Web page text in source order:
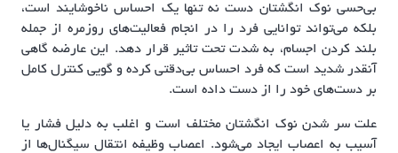
بی‌حسی نوک انگشتان دست نه تنها یک احساس ناخوشایند است،
بلکه می‌تواند توانایی فرد را در انجام فعالیت‌های روزمره از جمله
بلند کردن اجسام، به شدت تحت تاثیر قرار دهد. این عارضه گاهی
آنقدر شدید است که فرد احساس بی‌دقتی کرده و گویی کنترل کامل
بر دست‌های خود را از دست داده است.
علت سر شدن نوک انگشتان مختلف است و اغلب به دلیل فشار یا
آسیب به اعصاب ایجاد می‌شود. اعصاب وظیفه انتقال سیگنال‌ها از